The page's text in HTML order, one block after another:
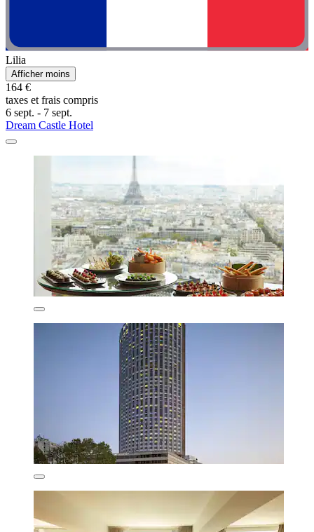
Lilia
Afficher moins
164 €
taxes et frais compris
6 sept. - 7 sept.
Dream Castle Hotel